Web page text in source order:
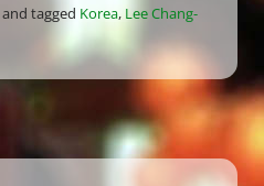
and tagged Korea, Lee Chang-